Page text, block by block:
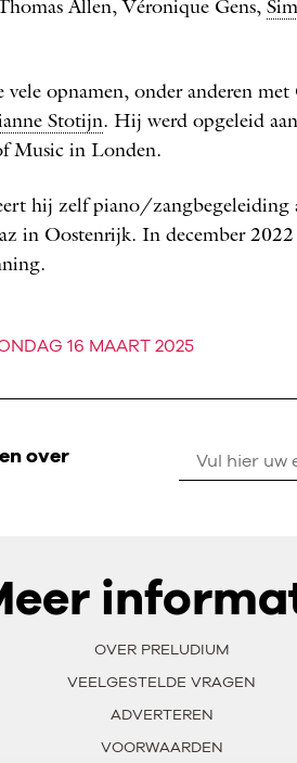
Allen, Véronique Gens,
vele opnamen, onder anderen met
Stotijn. Hij werd opgeleid
Music in Londen.
hij zelf piano/zangbegeleiding
in Oostenrijk. In december 2022
16 MAART 2025
over
OVER PRELUDIUM
VEELGESTELDE VRAGEN
ADVERTEREN
VOORWAARDEN